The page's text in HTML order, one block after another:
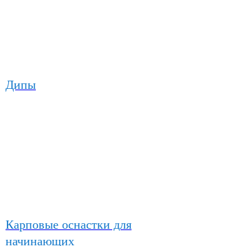
Дипы
Карповые оснастки для
начинающих